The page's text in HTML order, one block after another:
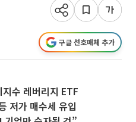
구글 선호매체 추가
수 레버리지 ETF
저가 매수세 유입